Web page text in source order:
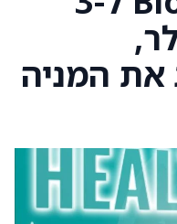
דולר,
את המניה